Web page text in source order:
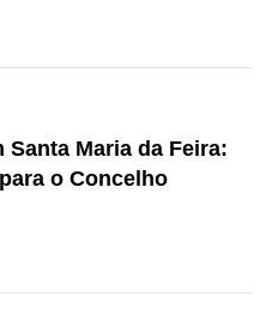
Santa Maria da Feira:
para o Concelho